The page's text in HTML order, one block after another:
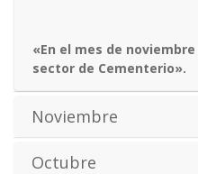
«En el mes de
sector de Cementerio».
Noviembre
Octubre